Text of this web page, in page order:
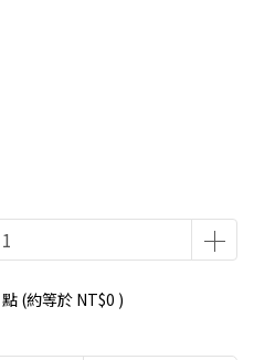
點 (約等於 NT$0 )